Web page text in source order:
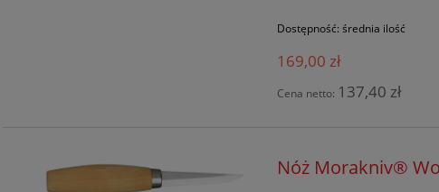
Dostępność: średnia ilość
169,00 zł
Cena netto: 137,40 zł
Nóż Morakniv®